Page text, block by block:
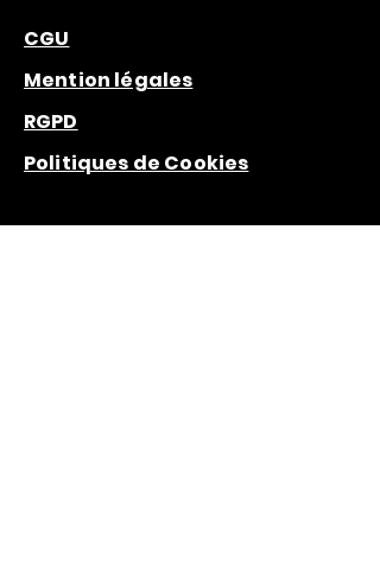
CGU
Mention légales
RGPD
Politiques de Cookies